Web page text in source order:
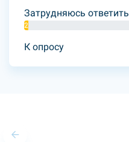
Затрудняюсь ответить
2%
К опросу